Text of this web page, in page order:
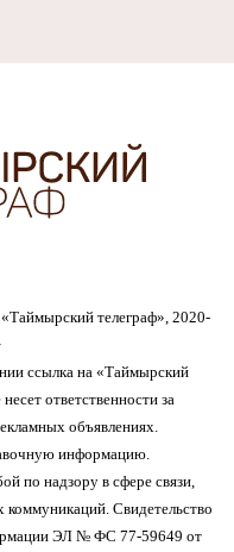
телеграф», 2020-
ссылка на «Таймырский
ответственности за
объявлениях.
информацию.
по надзору в сфере связи,
Свидетельство
ЭЛ № ФС 77-59649 от